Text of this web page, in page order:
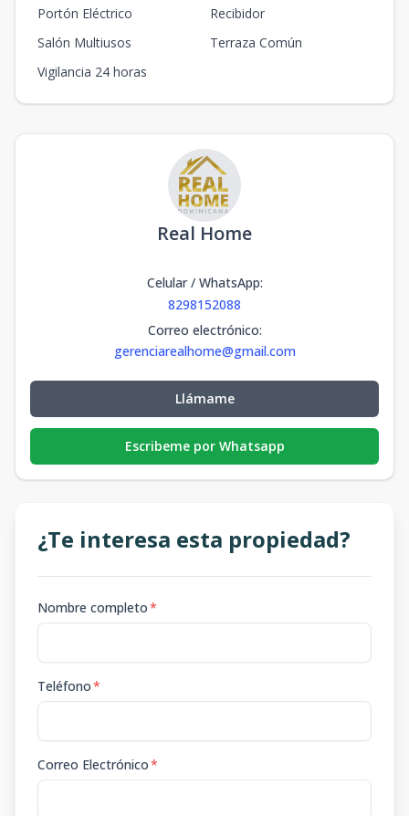
Portón Eléctrico
Recibidor
Salón Multiusos
Terraza Común
Vigilancia 24 horas
Real Home
Celular / WhatsApp:
8298152088
Correo electrónico:
gerenciarealhome@gmail.com
Llámame
Escribeme por Whatsapp
¿Te interesa esta propiedad?
Nombre completo*
Teléfono*
Correo Electrónico*